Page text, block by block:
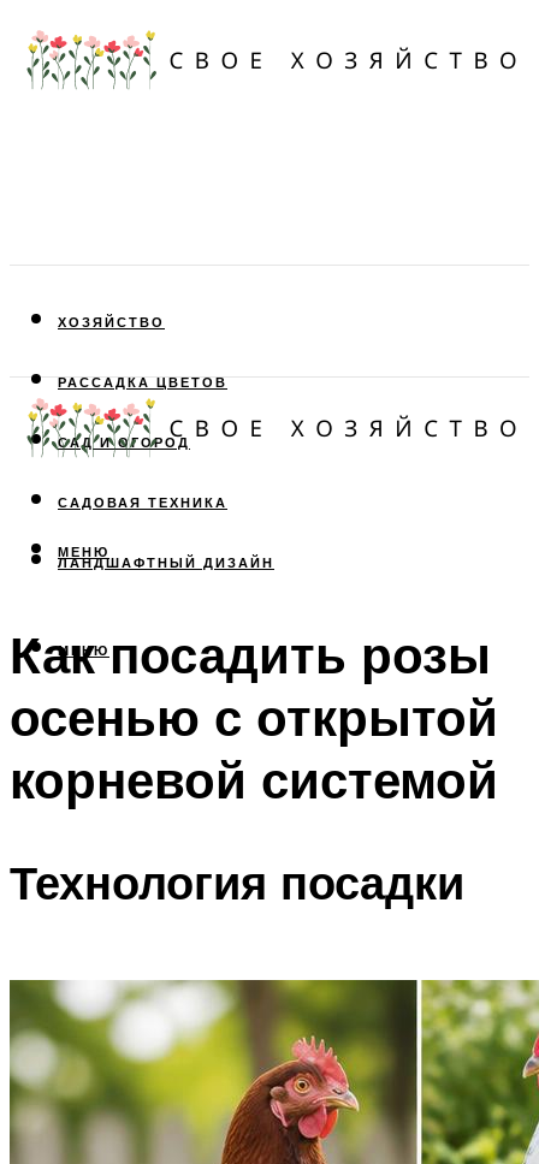
ХОЗЯЙСТВО
РАССАДКА ЦВЕТОВ
САД И ОГОРОД
САДОВАЯ ТЕХНИКА
ЛАНДШАФТНЫЙ ДИЗАЙН
МЕНЮ
МЕНЮ
Как посадить розы
осенью с открытой
корневой системой
Технология посадки